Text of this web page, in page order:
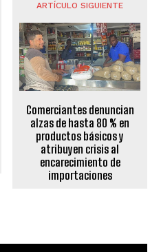
ARTÍCULO SIGUIENTE
Comerciantes denuncian
alzas de hasta 80 % en
productos básicos y
atribuyen crisis al
encarecimiento de
importaciones